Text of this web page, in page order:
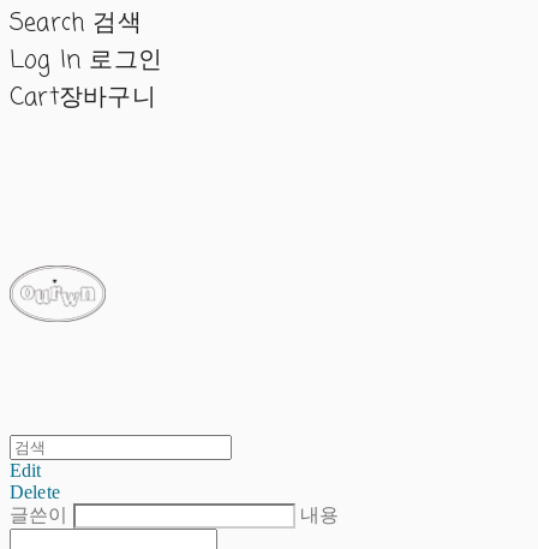
Search 검색
Log In 로그인
Cart장바구니
Edit
Delete
글쓴이
내용